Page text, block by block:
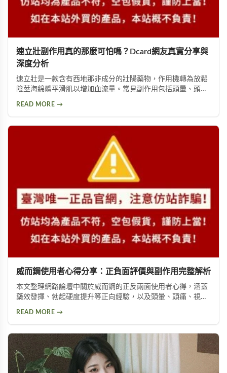
速立壯副作用真的那麼可怕嗎？Dcard網友真實分享與
深度分析
速立壯是一款含有西地那非成分的壯陽藥物，作用機轉為放鬆
陰莖海綿體平滑肌以增加血流量。常見副作用包括頭暈、頭
你全面了解這款產品的優缺點，以及是否有更好的替代選擇。
READ MORE →
威而鋼使用者心得分享：正負面評價與副作用完整解析
本文整理網路論壇中關於威而鋼的正反兩面使用者心得，涵蓋
藥效發揮、勃起硬度提升等正向經驗，以及頭暈、頭痛、視覺
READ MORE →